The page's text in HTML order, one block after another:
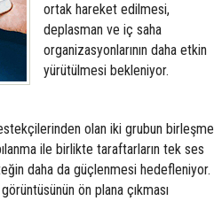
ortak hareket edilmesi,
deplasman ve iç saha
organizasyonlarının daha etkin
yürütülmesi bekleniyor.
olan iki grubun birleşme
ile birlikte taraftarların tek ses
daha da güçlenmesi hedefleniyor.
ön plana çıkması